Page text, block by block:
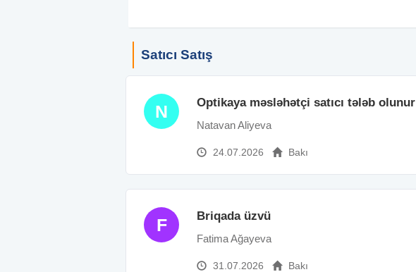
Satıcı Satış
N Optikaya məsləhətçi satıcı tələb olunur
Natavan Aliyeva
24.07.2026 Bakı
F Briqada üzvü
Fatima Ağayeva
31.07.2026 Bakı